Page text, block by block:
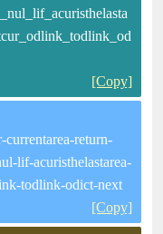
[Copy]
currentarea-return-
lif-acuristhelastarea-
todlink-odict-next
[Copy]